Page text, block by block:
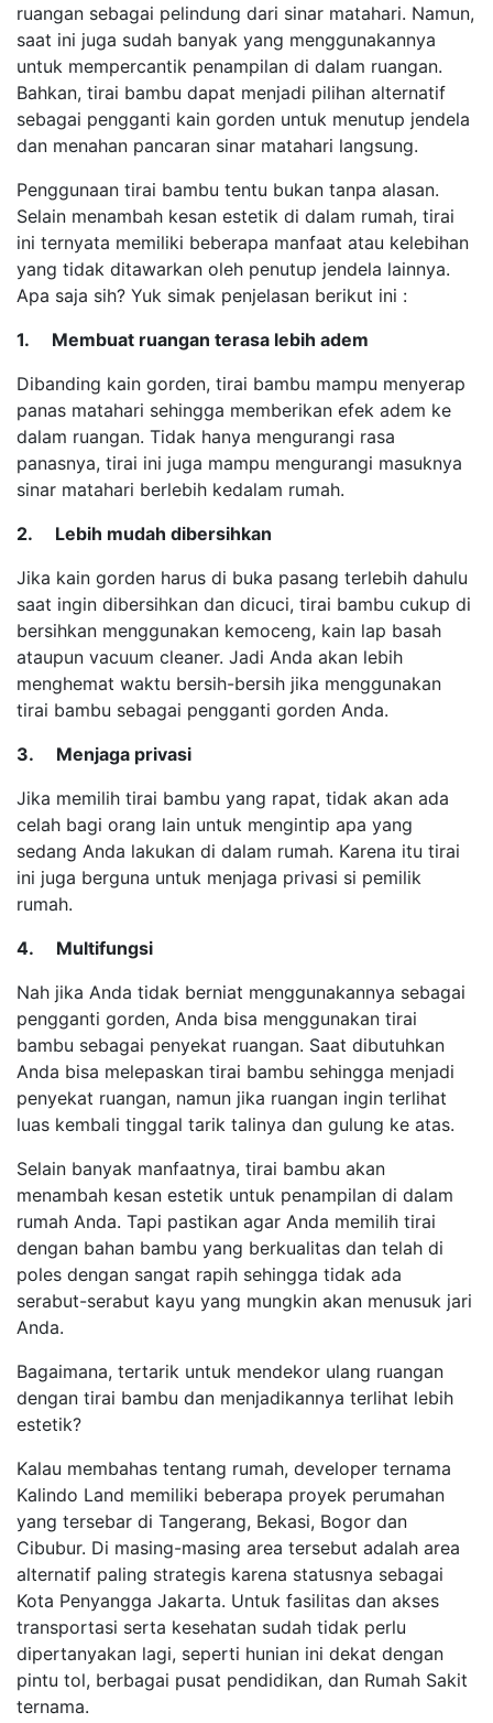
ruangan sebagai pelindung dari sinar matahari. Namun,
saat ini juga sudah banyak yang menggunakannya
untuk mempercantik penampilan di dalam ruangan.
Bahkan, tirai bambu dapat menjadi pilihan alternatif
sebagai pengganti kain gorden untuk menutup jendela
dan menahan pancaran sinar matahari langsung.
Penggunaan tirai bambu tentu bukan tanpa alasan.
Selain menambah kesan estetik di dalam rumah, tirai
ini ternyata memiliki beberapa manfaat atau kelebihan
yang tidak ditawarkan oleh penutup jendela lainnya.
Apa saja sih? Yuk simak penjelasan berikut ini :
1. Membuat ruangan terasa lebih adem
Dibanding kain gorden, tirai bambu mampu menyerap
panas matahari sehingga memberikan efek adem ke
dalam ruangan. Tidak hanya mengurangi rasa
panasnya, tirai ini juga mampu mengurangi masuknya
sinar matahari berlebih kedalam rumah.
2. Lebih mudah dibersihkan
Jika kain gorden harus di buka pasang terlebih dahulu
saat ingin dibersihkan dan dicuci, tirai bambu cukup di
bersihkan menggunakan kemoceng, kain lap basah
ataupun vacuum cleaner. Jadi Anda akan lebih
menghemat waktu bersih-bersih jika menggunakan
tirai bambu sebagai pengganti gorden Anda.
3. Menjaga privasi
Jika memilih tirai bambu yang rapat, tidak akan ada
celah bagi orang lain untuk mengintip apa yang
sedang Anda lakukan di dalam rumah. Karena itu tirai
ini juga berguna untuk menjaga privasi si pemilik
rumah.
4. Multifungsi
Nah jika Anda tidak berniat menggunakannya sebagai
pengganti gorden, Anda bisa menggunakan tirai
bambu sebagai penyekat ruangan. Saat dibutuhkan
Anda bisa melepaskan tirai bambu sehingga menjadi
penyekat ruangan, namun jika ruangan ingin terlihat
luas kembali tinggal tarik talinya dan gulung ke atas.
Selain banyak manfaatnya, tirai bambu akan
menambah kesan estetik untuk penampilan di dalam
rumah Anda. Tapi pastikan agar Anda memilih tirai
dengan bahan bambu yang berkualitas dan telah di
poles dengan sangat rapih sehingga tidak ada
serabut-serabut kayu yang mungkin akan menusuk jari
Anda.
Bagaimana, tertarik untuk mendekor ulang ruangan
dengan tirai bambu dan menjadikannya terlihat lebih
estetik?
Kalau membahas tentang rumah, developer ternama
Kalindo Land memiliki beberapa proyek perumahan
yang tersebar di Tangerang, Bekasi, Bogor dan
Cibubur. Di masing-masing area tersebut adalah area
alternatif paling strategis karena statusnya sebagai
Kota Penyangga Jakarta. Untuk fasilitas dan akses
transportasi serta kesehatan sudah tidak perlu
dipertanyakan lagi, seperti hunian ini dekat dengan
pintu tol, berbagai pusat pendidikan, dan Rumah Sakit
ternama.